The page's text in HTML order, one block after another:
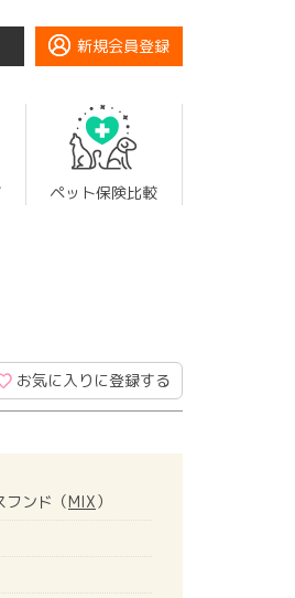
新規会員登録
ペット保険比較
お気に入りに登録する
フンド（MIX）